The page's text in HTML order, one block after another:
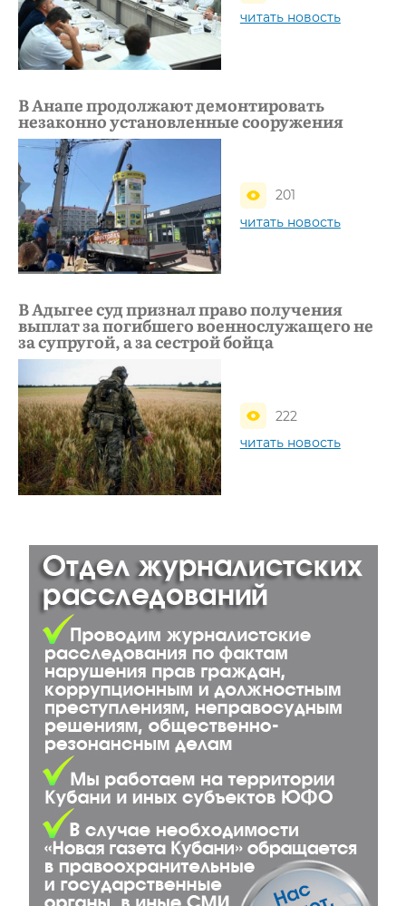
читать новость
В Анапе продолжают демонтировать
незаконно установленные сооружения
201
читать новость
В Адыгее суд признал право получения
выплат за погибшего военнослужащего не
за супругой, а за сестрой бойца
222
читать новость